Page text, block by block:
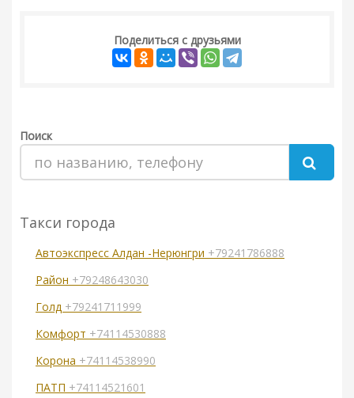
Поделиться с друзьями
Поиск
Такси города
Автоэкспресс Алдан -Нерюнгри +79241786888
Район +79248643030
Голд +79241711999
Комфорт +74114530888
Корона +74114538990
ПАТП +74114521601